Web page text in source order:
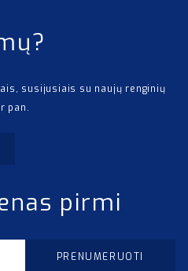
susijusiais su naujų renginių
pan.
pirmi